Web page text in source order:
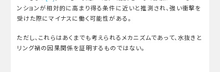
ンションが相対的に高まり得る条件に近いと推測され、強い衝撃を
受けた際にマイナスに働く可能性がある。
ただし、これらはあくまでも考えられるメカニズムであって、水抜きと
リング禍の因果関係を証明するものではない。